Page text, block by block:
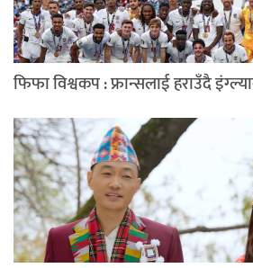
फिफा विश्वकप : फ्रान्सलाई हराउँदै